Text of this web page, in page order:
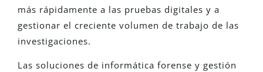
más rápidamente a las pruebas digitales y a
gestionar el creciente volumen de trabajo de las
investigaciones.
Las soluciones de informática forense y gestión